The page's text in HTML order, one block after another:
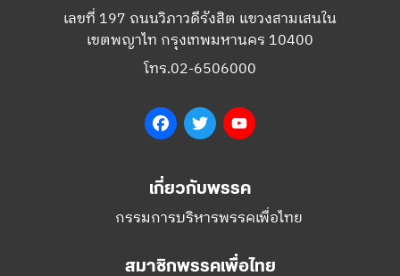
เลขที่ 197 ถนนวิภาวดีรังสิต แขวงสามเสนใน
เขตพญาไท กรุงเทพมหานคร 10400
โทร.02-6506000
FacebookTwitter
เกี่ยวกับพรรค
กรรมการบริหารพรรคเพื่อไทย
สมาชิกพรรคเพื่อไทย